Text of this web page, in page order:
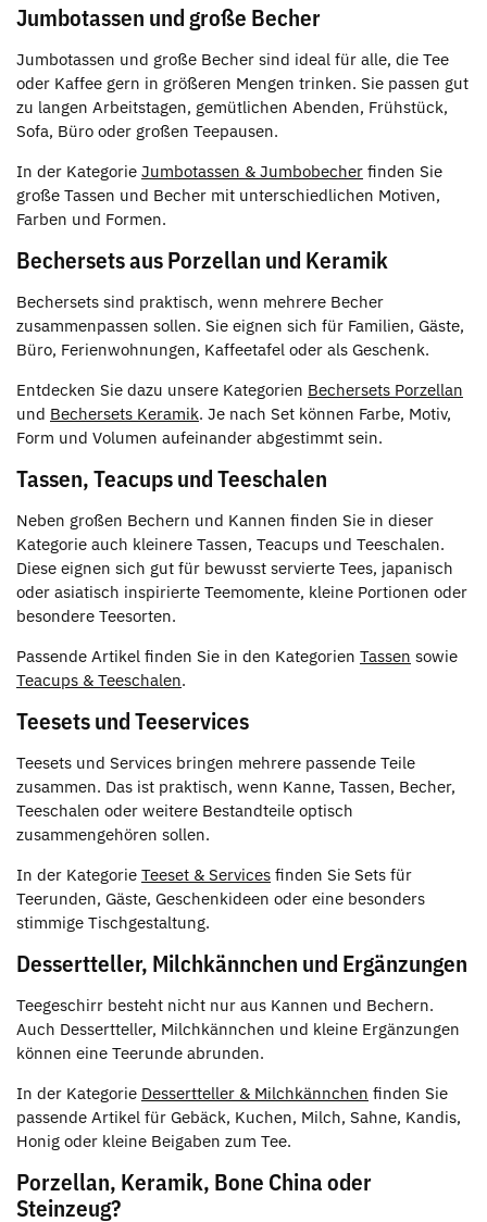
Jumbotassen und große Becher
Jumbotassen und große Becher sind ideal für alle, die Tee
oder Kaffee gern in größeren Mengen trinken. Sie passen gut
zu langen Arbeitstagen, gemütlichen Abenden, Frühstück,
Sofa, Büro oder großen Teepausen.
In der Kategorie Jumbotassen & Jumbobecher finden Sie
große Tassen und Becher mit unterschiedlichen Motiven,
Farben und Formen.
Bechersets aus Porzellan und Keramik
Bechersets sind praktisch, wenn mehrere Becher
zusammenpassen sollen. Sie eignen sich für Familien, Gäste,
Büro, Ferienwohnungen, Kaffeetafel oder als Geschenk.
Entdecken Sie dazu unsere Kategorien Bechersets Porzellan
und Bechersets Keramik. Je nach Set können Farbe, Motiv,
Form und Volumen aufeinander abgestimmt sein.
Tassen, Teacups und Teeschalen
Neben großen Bechern und Kannen finden Sie in dieser
Kategorie auch kleinere Tassen, Teacups und Teeschalen.
Diese eignen sich gut für bewusst servierte Tees, japanisch
oder asiatisch inspirierte Teemomente, kleine Portionen oder
besondere Teesorten.
Passende Artikel finden Sie in den Kategorien Tassen sowie
Teacups & Teeschalen.
Teesets und Teeservices
Teesets und Services bringen mehrere passende Teile
zusammen. Das ist praktisch, wenn Kanne, Tassen, Becher,
Teeschalen oder weitere Bestandteile optisch
zusammengehören sollen.
In der Kategorie Teeset & Services finden Sie Sets für
Teerunden, Gäste, Geschenkideen oder eine besonders
stimmige Tischgestaltung.
Dessertteller, Milchkännchen und Ergänzungen
Teegeschirr besteht nicht nur aus Kannen und Bechern.
Auch Dessertteller, Milchkännchen und kleine Ergänzungen
können eine Teerunde abrunden.
In der Kategorie Dessertteller & Milchkännchen finden Sie
passende Artikel für Gebäck, Kuchen, Milch, Sahne, Kandis,
Honig oder kleine Beigaben zum Tee.
Porzellan, Keramik, Bone China oder
Steinzeug?